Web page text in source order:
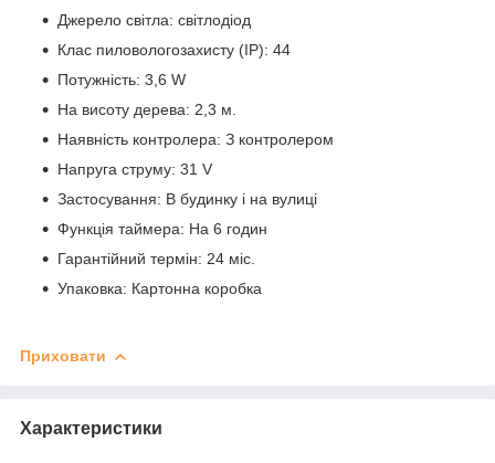
Джерело світла: світлодіод
Клас пиловологозахисту (IP): 44
Потужність: 3,6 W
На висоту дерева: 2,3 м.
Наявність контролера: З контролером
Напруга струму: 31 V
Застосування: В будинку і на вулиці
Функція таймера: На 6 годин
Гарантійний термін: 24 міс.
Упаковка: Картонна коробка
Приховати
Характеристики